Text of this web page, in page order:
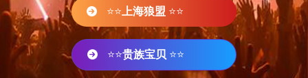
⭐⭐ 上海狼盟 ⭐⭐
⭐⭐贵族宝贝 ⭐⭐